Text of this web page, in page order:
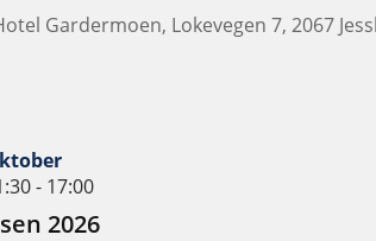
Gardermoen, Lokevegen 7, 2067
- 17:00
2026